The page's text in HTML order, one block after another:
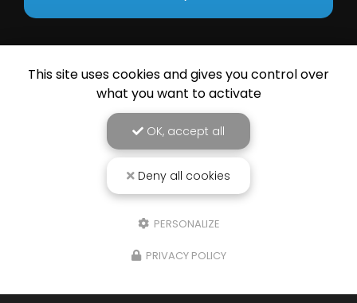
This site uses cookies and gives you control over
what you want to activate
OK, accept all
Deny all cookies
PERSONALIZE
PRIVACY POLICY